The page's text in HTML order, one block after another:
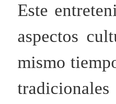
Este
aspectos
mismo